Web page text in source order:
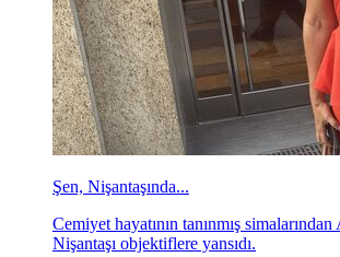
Şen, Nişantaşında...
Cemiyet hayatının tanınmış simalarından
Nişantaşı objektiflere yansıdı.